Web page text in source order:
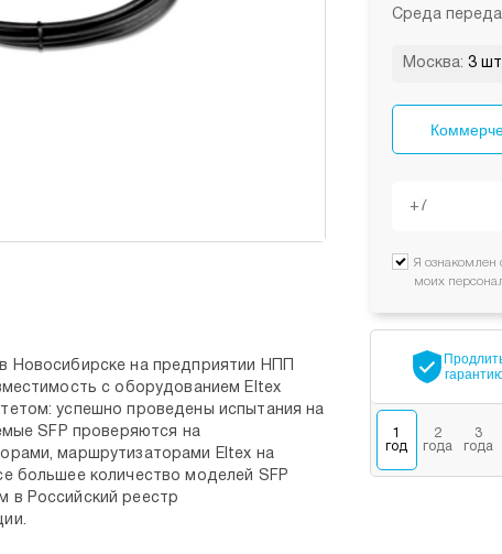
Новосибирске на предприятии НПП
с оборудованием Eltex
успешно проведены испытания на
SFP проверяются на
маршрутизаторами Eltex на
большее количество моделей SFP
в Российский реестр
Среда
Москва: 3 шт
Я ознакомлен
моих
1
год
2
года
3
года